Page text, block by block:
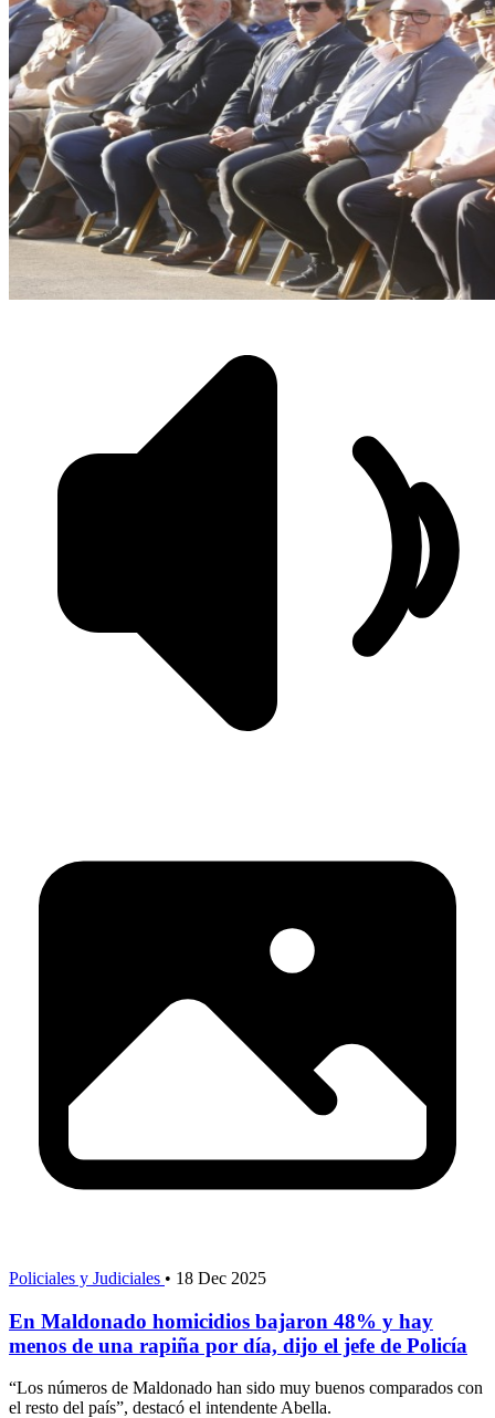
Policiales y Judiciales • 18 Dec 2025
En Maldonado homicidios bajaron 48% y hay
menos de una rapiña por día, dijo el jefe de Policía
“Los números de Maldonado han sido muy buenos comparados con
el resto del país”, destacó el intendente Abella.